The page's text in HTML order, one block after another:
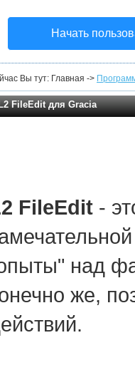
Начать
Вы тут: Главная ->
FileEdit для Gracia
FileEdit -
над
же,